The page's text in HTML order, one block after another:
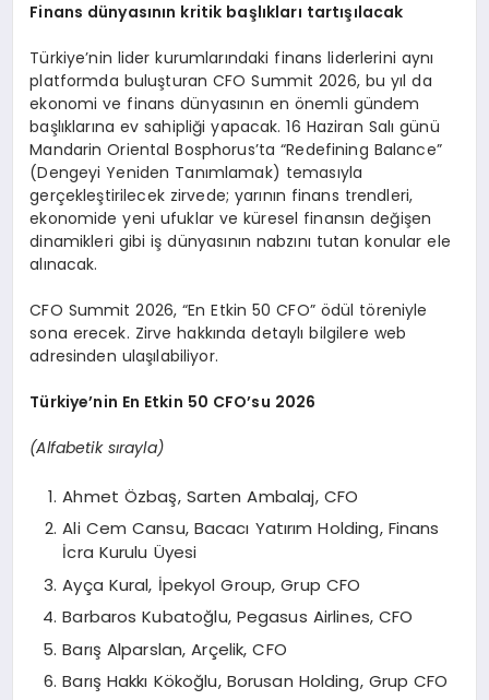
Finans dünyasının kritik başlıkları tartışılacak
Türkiye’nin lider kurumlarındaki finans liderlerini aynı
platformda buluşturan CFO Summit 2026, bu yıl da
ekonomi ve finans dünyasının en önemli gündem
başlıklarına ev sahipliği yapacak. 16 Haziran Salı günü
Mandarin Oriental Bosphorus’ta “Redefining Balance”
(Dengeyi Yeniden Tanımlamak) temasıyla
gerçekleştirilecek zirvede; yarının finans trendleri,
ekonomide yeni ufuklar ve küresel finansın değişen
dinamikleri gibi iş dünyasının nabzını tutan konular ele
alınacak.
CFO Summit 2026, “En Etkin 50 CFO” ödül töreniyle
sona erecek. Zirve hakkında detaylı bilgilere web
adresinden ulaşılabiliyor.
Türkiye’nin En Etkin 50 CFO’su 2026
(Alfabetik sırayla)
Ahmet Özbaş, Sarten Ambalaj, CFO
Ali Cem Cansu, Bacacı Yatırım Holding, Finans
İcra Kurulu Üyesi
Ayça Kural, İpekyol Group, Grup CFO
Barbaros Kubatoğlu, Pegasus Airlines, CFO
Barış Alparslan, Arçelik, CFO
Barış Hakkı Kökoğlu, Borusan Holding, Grup CFO